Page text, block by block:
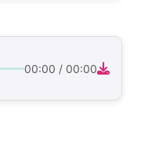
00:00 / 00:00